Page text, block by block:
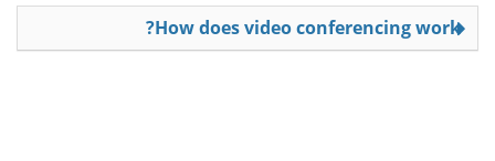
How does video conferencing work?